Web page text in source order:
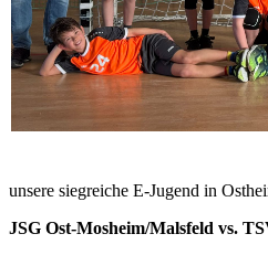
unsere siegreiche E-Jugend in
JSG Ost-Mosheim/Malsfeld vs.